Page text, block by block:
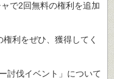
で2回無料の権利を追加
利をぜひ、獲得してく
討伐イベント」について